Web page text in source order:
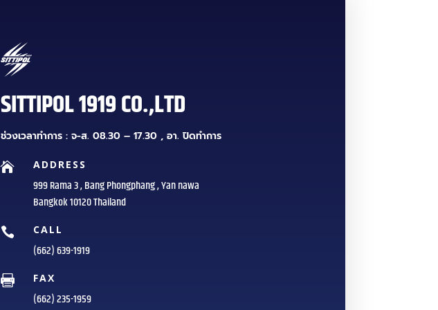
SITTIPOL 1919 CO.,LTD
ช่วงเวลาทำการ : จ-ส. 08.30 – 17.30 , อา. ปิดทำการ
 ADDRESS
999 Rama 3 , Bang Phongphang , Yan nawa
Bangkok 10120 Thailand
 CALL
(662) 639-1919
 FAX
(662) 235-1959